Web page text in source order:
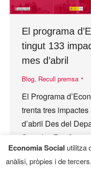
El programa
tingut 133
mes d’abril
Blog, Recull premsa
El Programa
trenta tres
d’abril Des del
Socials i Famílies
l’esforç…
Economia Social utilitza
anàlisi, pròpies i de